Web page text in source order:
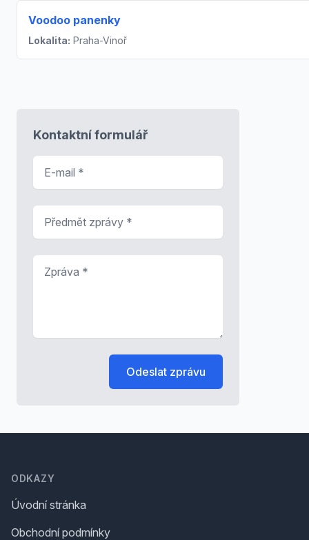
Voodoo panenky
Lokalita: Praha-Vinoř
Kontaktní formulář
Odeslat zprávu
ODKAZY
Úvodní stránka
Obchodní podmínky